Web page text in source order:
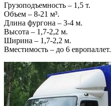
Грузоподъемность – 1,5 т.
Объем – 8-21 м³.
Длина фургона – 3-4 м.
Высота – 1,7-2,2 м.
Ширина – 1,7-2,2 м.
Вместимость – до 6 европаллет.